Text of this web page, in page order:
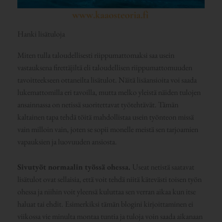
Hanki lisätuloja
Miten tulla taloudellisesti riippumattomaksi saa usein
vastauksena firettäjiltä eli taloudellisen riippumattomuuden
tavoitteekseen ottaneilta lisätulot. Näitä lisäansioita voi saada
lukemattomilla eri tavoilla, mutta melko yleistä näiden tulojen
ansainnassa on netissä suoritettavat työtehtävät. Tämän
kaltainen tapa tehdä töitä mahdollistaa usein työnteon missä
vain milloin vain, joten se sopii monelle meistä sen tarjoamien
vapauksien ja luovuuden ansiosta.
Sivutyöt normaalin työssä ohessa. Useat netistä saatavat
lisätulot ovat sellaisia, että voit tehdä niitä kätevästi toisen työn
ohessa ja niihin voit yleensä kuluttaa sen verran aikaa kun itse
haluat tai ehdit. Esimerkiksi tämän blogini kirjoittaminen ei
viikossa vie minulta montaa tuntia ja tuloja voin saada aikanaan